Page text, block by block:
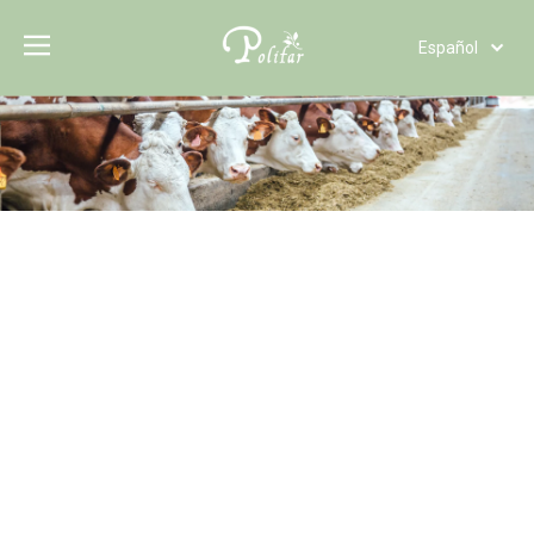
Español
Polski
Tiếng Việt
Italiano
Deutsch